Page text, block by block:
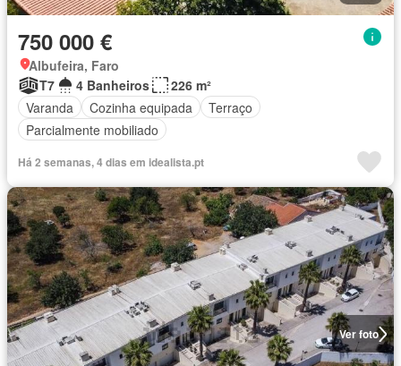
750 000 €
Albufeira, Faro
T7
4 Banheiros
226 m²
Varanda
Cozinha equipada
Terraço
Parcialmente mobiliado
Há 2 semanas, 4 dias em idealista.pt
Ver foto